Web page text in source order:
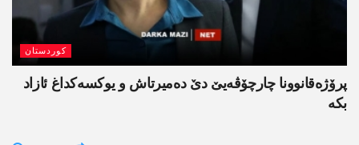
کوردستان
پرۆژەقانوونا چارچۆڤەیێ دێ دەمیرتاش و یوکسەکداغ ئازاد
بکە